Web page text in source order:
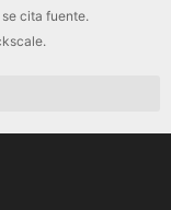
cita fuente.